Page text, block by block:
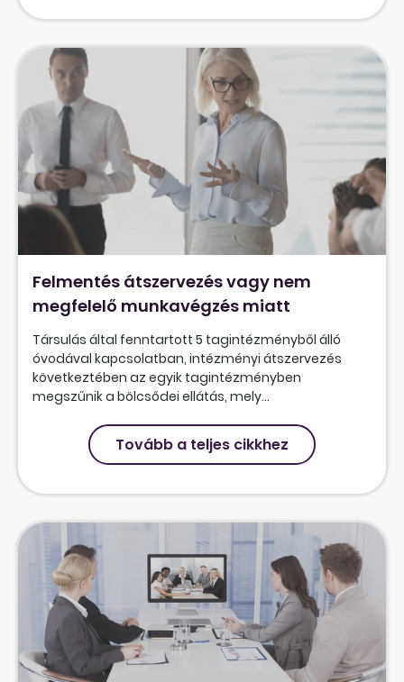
Felmentés átszervezés vagy nem
megfelelő munkavégzés miatt
Társulás által fenntartott 5 tagintézményből álló
óvodával kapcsolatban, intézményi átszervezés
következtében az egyik tagintézményben
megszűnik a bölcsődei ellátás, mely...
Tovább a teljes cikkhez